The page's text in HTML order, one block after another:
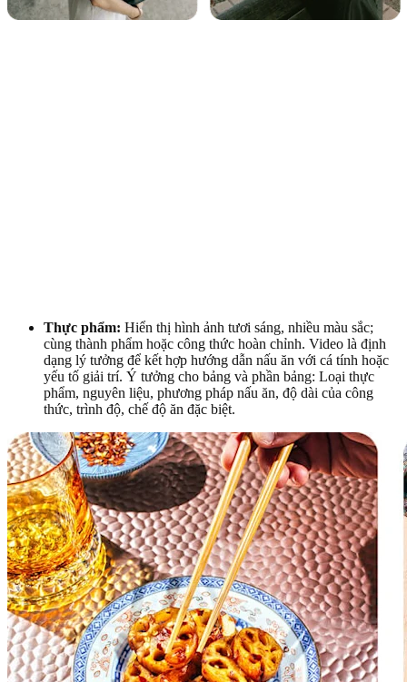
Thực phẩm: Hiển thị hình ảnh tươi sáng, nhiều màu sắc;
cùng thành phẩm hoặc công thức hoàn chỉnh. Video là định
dạng lý tưởng để kết hợp hướng dẫn nấu ăn với cá tính hoặc
yếu tố giải trí. Ý tưởng cho bảng và phần bảng: Loại thực
phẩm, nguyên liệu, phương pháp nấu ăn, độ dài của công
thức, trình độ, chế độ ăn đặc biệt.